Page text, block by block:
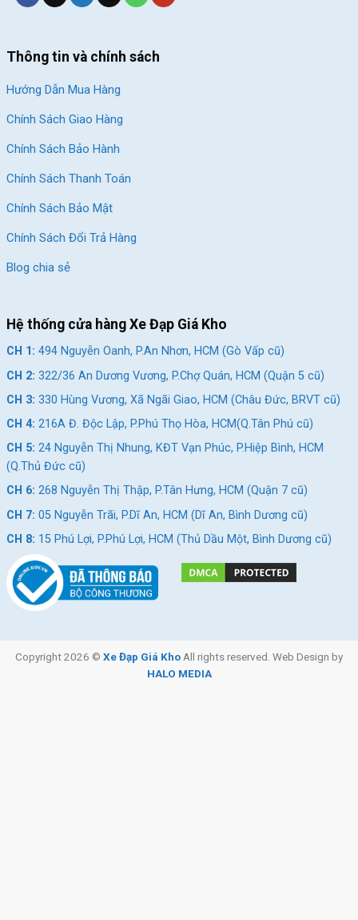
Trang bị thêm phuộc sau giúp giảm xóc cho bé
giảm xóckhi bé đi vào những con đường gồ ghề nhiều sỏi đá.
hình nay trang bị cả xe đạp trẻ em nên giúp các bé tự tin chạy
trên mọi dạng địa hình và tham ga các hành trình ngoài trời
Phuộc Xe Đạp Trẻ Em LANQ FD 41 14 Inch Cao Cấp
Thoải mái bẻ lái với tay lái hợp kim thép
Xe Đạp Trẻ Em LANQ FD 41 14 Inchđược thiết kế theo dáng
cổ phù hợp với sải tay của trẻ. Kết hợp với chất liệu thép rắn
chắc, phủ bên ngoài là lớp sơn tĩnh điện cao cấp, giúp xe sáng
bóng hơn và bền đẹp trước tác động của thời gian.
Tay cầm lái cao su chống trơn trượt, đuôi tay cầm hỗ trợ thêm
đỡ tay cho bé giúp bé đỡ mỏi khi chạy.Hai tay lái có các rợn
sóng khi bé nắm vào tay lái được vừa vặn và thoải mái.
Thông tin và chính sách
Hướng Dẫn Mua Hàng
Chính Sách Giao Hàng
Chính Sách Bảo Hành
Chính Sách Thanh Toán
Chính Sách Bảo Mật
Chính Sách Đổi Trả Hàng
Blog chia sẻ
Hệ thống cửa hàng Xe Đạp Giá Kho
CH 1: 494 Nguyễn Oanh, P.An Nhơn, HCM (Gò Vấp cũ)
CH 2: 322/36 An Dương Vương, P.Chợ Quán, HCM (Quận 5 cũ)
CH 3: 330 Hùng Vương, Xã Ngãi Giao, HCM (Châu Đức, BRVT cũ)
CH 4: 216A Đ. Độc Lập, P.Phú Thọ Hòa, HCM(Q.Tân Phú cũ)
CH 5: 24 Nguyễn Thị Nhung, KĐT Vạn Phúc, P.Hiệp Bình, HCM
(Q.Thủ Đức cũ)
CH 6: 268 Nguyễn Thị Thập, P.Tân Hưng, HCM (Quận 7 cũ)
CH 7: 05 Nguyễn Trãi, P.Dĩ An, HCM (Dĩ An, Bình Dương cũ)
CH 8: 15 Phú Lợi, P.Phú Lợi, HCM (Thủ Dầu Một, Bình Dương cũ)
Copyright 2026 © Xe Đạp Giá Kho All rights reserved. Web Design by
HALO MEDIA